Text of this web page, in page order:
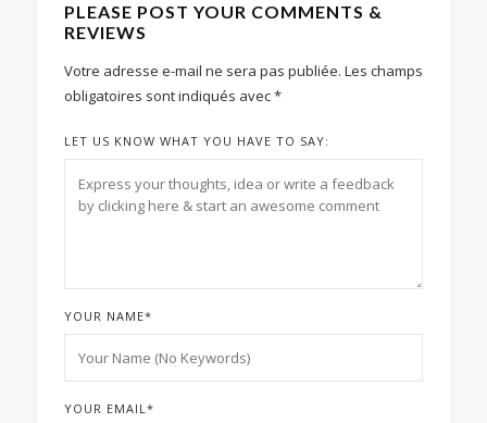
PLEASE POST YOUR COMMENTS &
REVIEWS
Votre adresse e-mail ne sera pas publiée. Les champs
obligatoires sont indiqués avec*
LET US KNOW WHAT YOU HAVE TO SAY:
YOUR NAME*
YOUR EMAIL*